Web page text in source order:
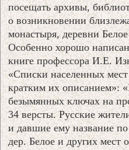
посещать архивы,
о возникновении
монастыря, деревни
Особенно хорошо
книге профессора И.Е.
«Списки населенных мест
кратким их описанием»:
безымянных ключах на
34 версты. Русские
и давшие ему название
дер. Белое и других мест